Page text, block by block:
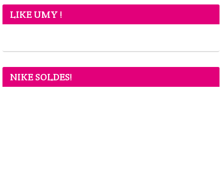
LIKE UMY !
NIKE SOLDES!